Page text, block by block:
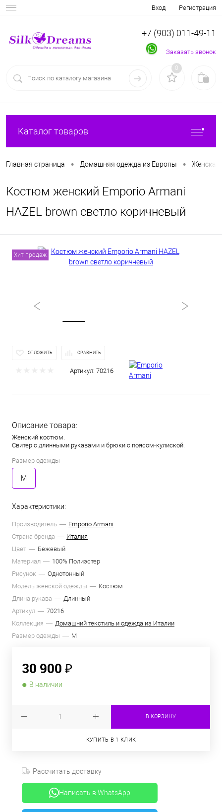
Вход Регистрация
+7 (903) 011-49-11
Заказать звонок
0
Каталог товаров
Главная страница • Домашняя одежда из Европы • Женская
Костюм женский Emporio Armani
HAZEL brown светло коричневый
Хит продаж
ОТЛОЖИТЬ СРАВНИТЬ
Артикул: 70216
Описание товара:
Женский костюм.
Свитер с длинными рукавами и брюки с поясом-кулиской.
Размер одежды
M
Характеристики:
Производитель
Emporio Armani
Страна бренда
Италия
Цвет
Бежевый
Материал
100% Полиэстер
Рисунок
Однотонный
Модель женской одежды
Костюм
Длина рукава
Длинный
Артикул
70216
Коллекция
Домашний текстиль и одежда из Италии
Размер одежды
M
30 900 ₽
В наличии
В КОРЗИНУ
КУПИТЬ В 1 КЛИК
Рассчитать доставку
Написать в WhatsApp